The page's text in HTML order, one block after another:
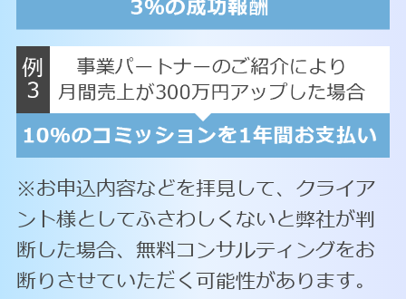
※お申込内容などを拝見して、クライア
ント様としてふさわしくないと弊社が判
断した場合、無料コンサルティングをお
断りさせていただく可能性があります。